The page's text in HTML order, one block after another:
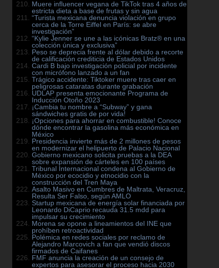
Muere influencer vegana de TikTok tras 4 años de
estricta dieta a base de frutas y sin agua
“Turista mexicana denuncia violación en grupo
cerca de la Torre Eiffel en París: se abre
investigación”
“Kylie Jenner se une a las icónicas Bratz® en una
colección única y exclusiva”
Peso se deprecia frente al dólar debido a recorte
de calificación crediticia de Estados Unidos
Cardi B bajo investigación policial por incidente
con micrófono lanzado a un fan
Trágico accidente: Tiktoker muere tras caer en
peligrosas cataratas durante grabación
UDLAP presenta emocionante Programa de
Inducción Otoño 2023
¡Cambia tu nombre a “Subway” y gana
sándwiches gratis de por vida!
¡Opciones para ahorrar en combustible! Conoce
dónde encontrar la gasolina más económica en
México
Presidencia invierte más de 2 millones de pesos
en modernizar el helipuerto de Palacio Nacional
Gobierno mexicano solicita pruebas a la DEA
sobre expansión de cárteles en 100 países
Tribunal Internacional condena al Gobierno de
México por ecocidio y etnocidio con la
construcción del Tren Maya
Asalto Masivo en Cumbres de Maltrata, Veracruz,
Resulta Ser Falso, según AMLO
Startup mexicana de energía solar financiada por
Leonardo DiCaprio recauda 31.5 mdd para
impulsar su crecimiento
Morena se opone a lineamientos del INE que
prohíben retroactividad
Polémica en redes sociales por reclamo de
Alejandro Marcovich a fan que vendió discos
firmados de Caifanes
FMF anuncia la creación de un consejo de
expertos para asesorar el proceso hacia 2030